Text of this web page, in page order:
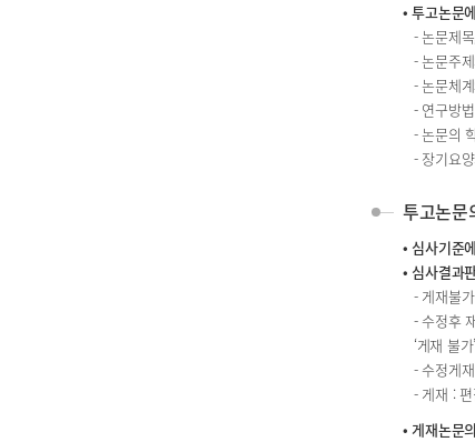
• 투고논문
- 논문제
- 논문주
- 논문체
- 연구방
- 논문의
- 장기요
투고논문
• 심사기준
• 심사결과
- 게재불
- 수정후
‘게재 불
- 수정게
- 게재 :
• 게재논문